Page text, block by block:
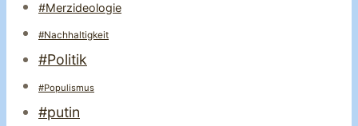
#Merzideologie
#Nachhaltigkeit
#Politik
#Populismus
#putin